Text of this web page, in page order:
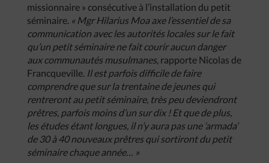
missionnaire » consécutive à l’installation du petit
séminaire. « Mgr Hilarius Moa axe l’essentiel de sa
communication avec les autorités locales sur le fait
qu’un petit séminaire ne fait courir aucun danger
aux communautés musulmanes, rapporte Nicolas de
Francqueville. Il est parfois difficile de faire
comprendre que sur la trentaine de jeunes qui
rentreront au petit séminaire, très peu deviendront
prêtres, parfois moins d’un sur dix ! Et que de plus,
les études étant longues, il n’y aura pas une ‘armada’
de 30 à 40 nouveaux prêtres qui sortiront du petit
séminaire chaque année… »